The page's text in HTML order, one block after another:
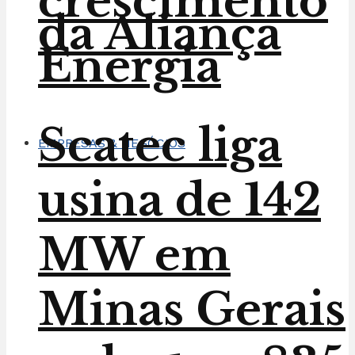
da Aliança
Energia
EMPRESAS & NEGÓCIOS
Scatec liga
usina de 142
MW em
Minas Gerais